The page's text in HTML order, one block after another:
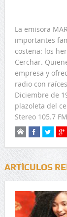
La emisora
importantes
costeña: los
Cerchar.
empresa y
radio con
Diciembre de
plazoleta del
Stereo 105.7
ARTÍCULOS